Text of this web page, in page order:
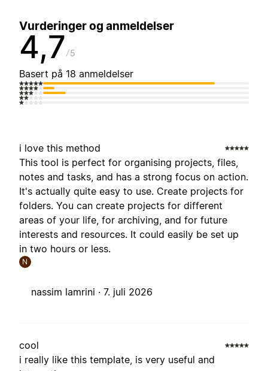
Vurderinger og anmeldelser
4,7 5
Basert på 18 anmeldelser
i love this method
This tool is perfect for organising projects, files,
notes and tasks, and has a strong focus on action.
It's actually quite easy to use. Create projects for
folders. You can create projects for different
areas of your life, for archiving, and for future
interests and resources. It could easily be set up
in two hours or less.
N
nassim lamrini · 7. juli 2026
cool
i really like this template, is very useful and